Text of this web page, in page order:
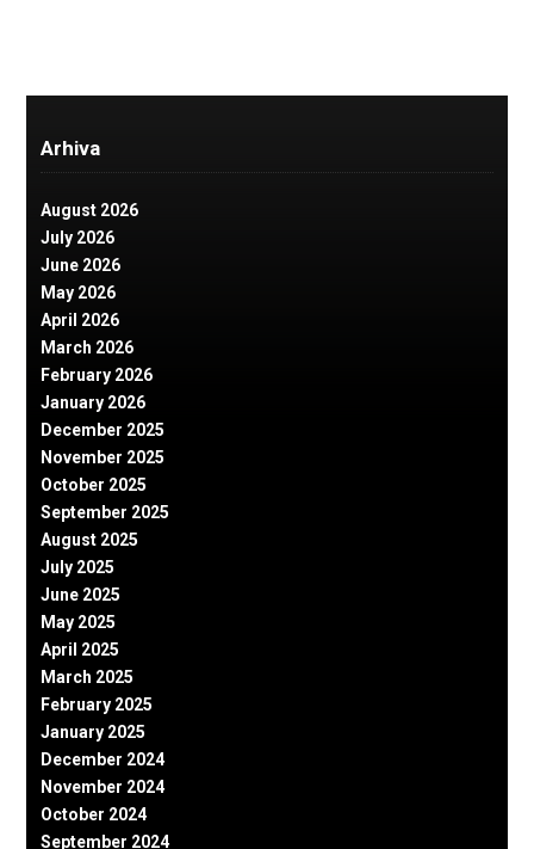
Arhiva
August 2026
July 2026
June 2026
May 2026
April 2026
March 2026
February 2026
January 2026
December 2025
November 2025
October 2025
September 2025
August 2025
July 2025
June 2025
May 2025
April 2025
March 2025
February 2025
January 2025
December 2024
November 2024
October 2024
September 2024